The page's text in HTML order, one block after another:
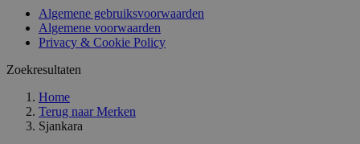
Algemene gebruiksvoorwaarden
Algemene voorwaarden
Privacy & Cookie Policy
Zoekresultaten
Home
Terug naar Merken
Sjankara